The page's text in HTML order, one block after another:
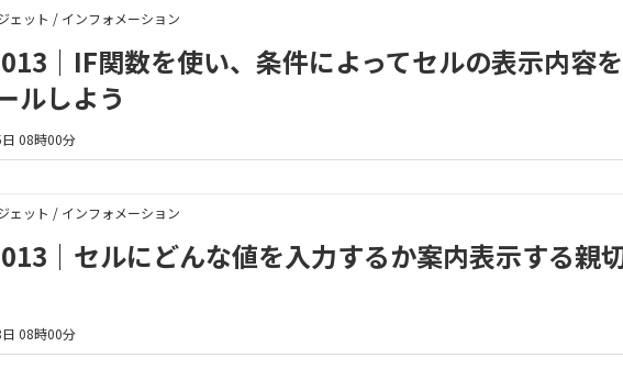
ェット / インフォメーション
｜IF関数を使い、条件によってセルの表示内容
ルしよう
08時00分
ェット / インフォメーション
｜セルにどんな値を入力するか案内表示する親
08時00分